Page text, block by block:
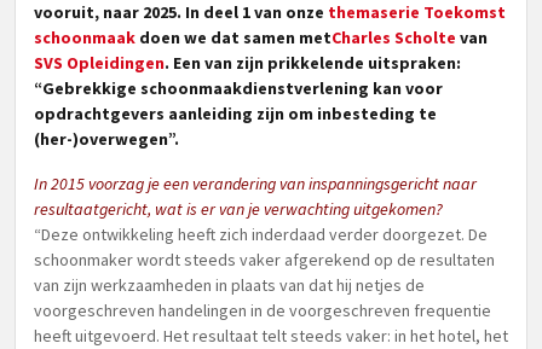
vooruit, naar 2025. In deel 1 van onze themaserie Toekomst
schoonmaak doen we dat samen metCharles Scholte van
SVS Opleidingen. Een van zijn prikkelende uitspraken:
“Gebrekkige schoonmaakdienstverlening kan voor
opdrachtgevers aanleiding zijn om inbesteding te
(her-)overwegen”.
In 2015 voorzag je een verandering van inspanningsgericht naar
resultaatgericht, wat is er van je verwachting uitgekomen?
“Deze ontwikkeling heeft zich inderdaad verder doorgezet. De
schoonmaker wordt steeds vaker afgerekend op de resultaten
van zijn werkzaamheden in plaats van dat hij netjes de
voorgeschreven handelingen in de voorgeschreven frequentie
heeft uitgevoerd. Het resultaat telt steeds vaker: in het hotel, het